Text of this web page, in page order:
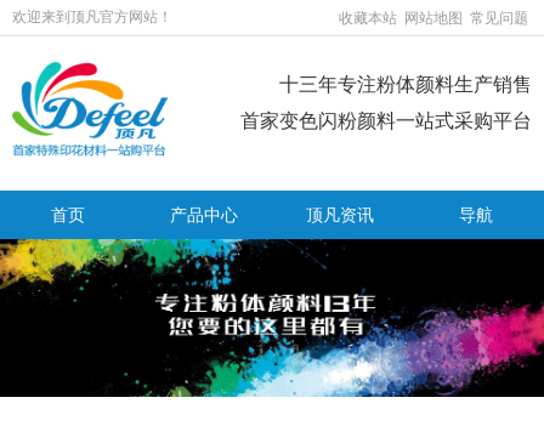
欢迎来到顶凡官方网站！ 收藏本站 网站地图 常见问题
十三年专注粉体颜料生产销售
首家变色闪粉颜料一站式采购平台
首页 产品中心 顶凡资讯 导航